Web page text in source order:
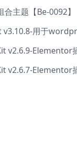
主题【Be-0092】
v2.6.9-Elementor
v2.6.7-Elementor